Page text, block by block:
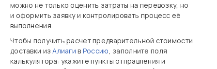
можно не только оценить затраты на перевозку, но
и оформить заявку и контролировать процесс её
выполнения.
Чтобы получить расчет предварительной стоимости
доставки изАлиаги в Россию, заполните поля
калькулятора: укажите пункты отправления и